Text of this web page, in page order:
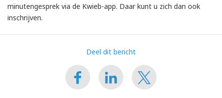
minutengesprek via de Kwieb-app. Daar kunt u zich dan ook
inschrijven.
Deel dit bericht